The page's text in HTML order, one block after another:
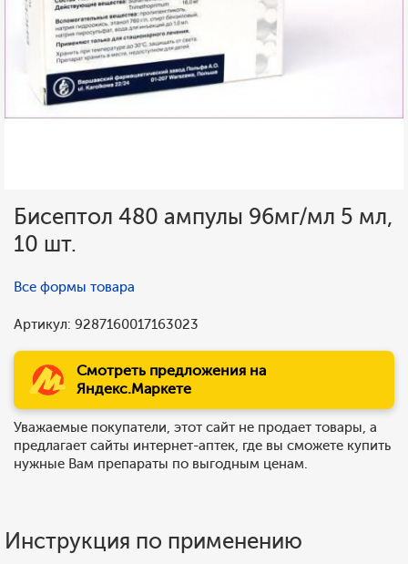
Бисептол 480 ампулы 96мг/мл 5 мл,
10 шт.
Все формы товара
Артикул: 9287160017163023
Смотреть предложения на
Яндекс.Маркете
Уважаемые покупатели, этот сайт не продает товары, а
предлагает сайты интернет-аптек, где вы сможете купить
нужные Вам препараты по выгодным ценам.
Инструкция по применению